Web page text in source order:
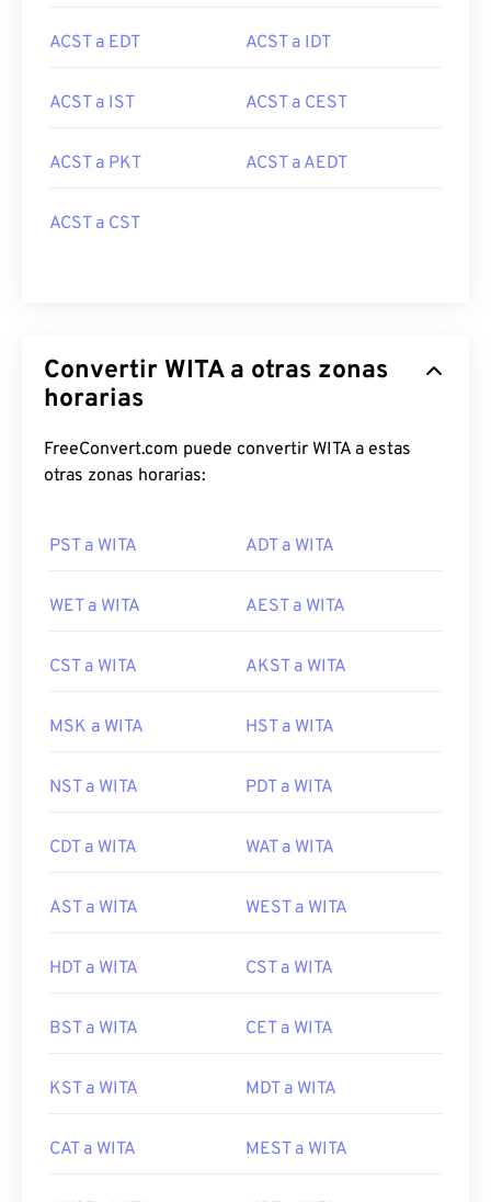
ACST a EDT ACST a IDT
ACST a IST ACST a CEST
ACST a PKT ACST a AEDT
ACST a CST
Convertir WITA a otras zonas
horarias
FreeConvert.com puede convertir WITA a estas
otras zonas horarias:
PST a WITA ADT a WITA
WET a WITA AEST a WITA
CST a WITA AKST a WITA
MSK a WITA HST a WITA
NST a WITA PDT a WITA
CDT a WITA WAT a WITA
AST a WITA WEST a WITA
HDT a WITA CST a WITA
BST a WITA CET a WITA
KST a WITA MDT a WITA
CAT a WITA MEST a WITA